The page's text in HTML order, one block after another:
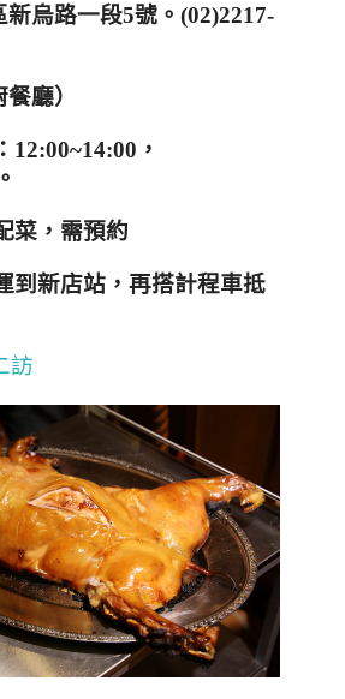
新烏路一段5號 。 (02)2217-
廳）
12:00~14:00 ，
。
菜，需預約
到新店站，再搭計程車抵
訪